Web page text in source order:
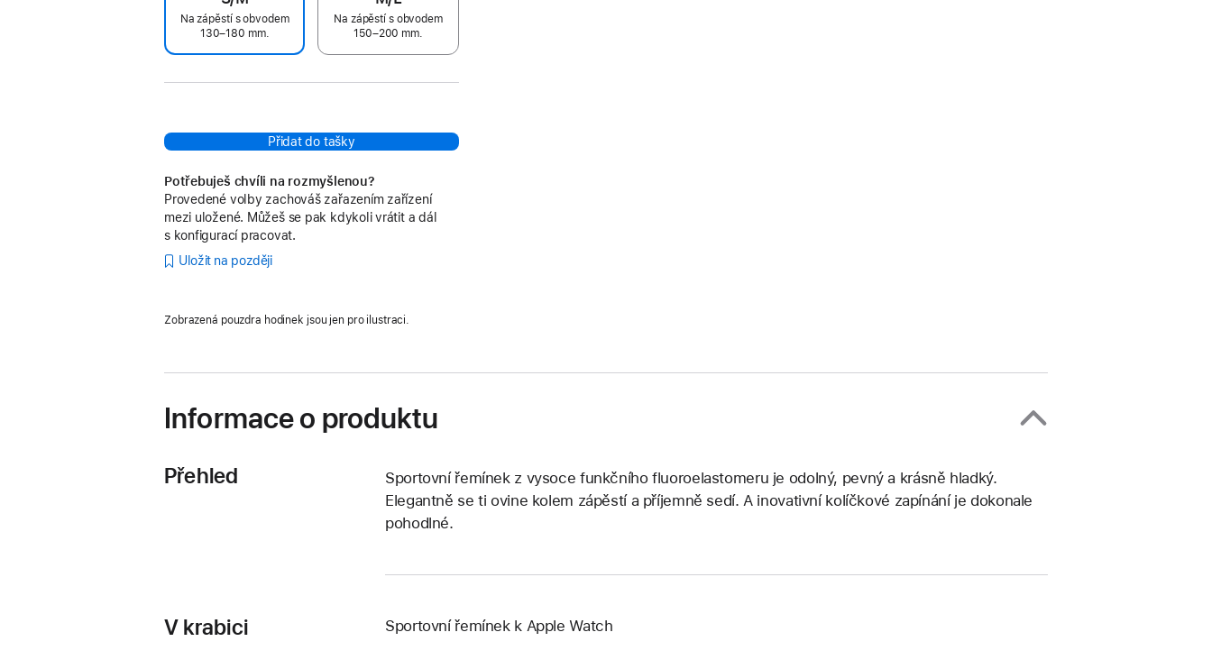
Na zápěstí s obvodem
130–180 mm.
Na zápěstí s obvodem
150–200 mm.
Přidat do tašky
Potřebuješ chvíli na rozmyšlenou?
Provedené volby zachováš zařazením zařízení
mezi uložené. Můžeš se pak kdykoli vrátit a dál
s konfigurací pracovat.
Uložit na později
Zobrazená pouzdra hodinek jsou jen pro ilustraci.
Informace o produktu
Přehled
Sportovní řemínek z vysoce funkčního fluoroelastomeru je odolný, pevný a krásně hladký.
Elegantně se ti ovine kolem zápěstí a příjemně sedí. A inovativní kolíčkové zapínání je dokonale
pohodlné.
V krabici Sportovní řemínek k Apple Watch